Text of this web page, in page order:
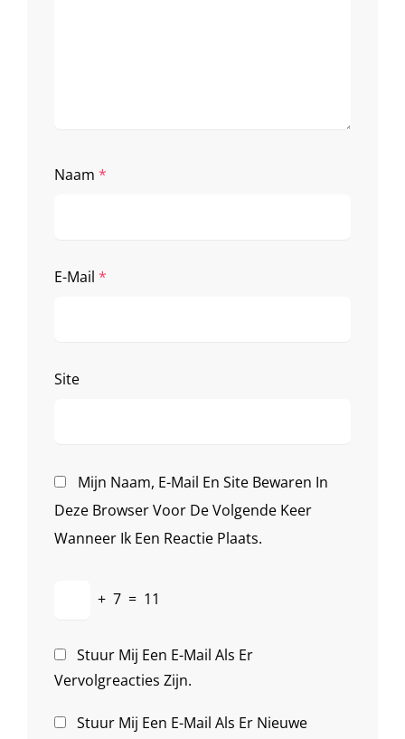
Naam *
E-Mail *
Site
Mijn Naam, E-Mail En Site Bewaren In
Deze Browser Voor De Volgende Keer
Wanneer Ik Een Reactie Plaats.
+ 7 = 11
Stuur Mij Een E-Mail Als Er
Vervolgreacties Zijn.
Stuur Mij Een E-Mail Als Er Nieuwe